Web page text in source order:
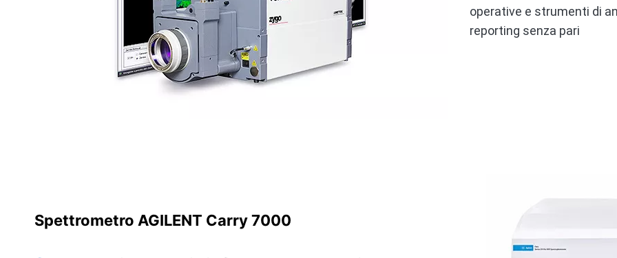
operative e strumenti di
reporting senza pari
Spettrometro AGILENT Carry 7000